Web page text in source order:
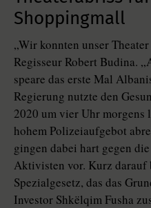
Shoppingmall
„Wir konnten unser
Regisseur Robert Budina.
speare das erste Mal
Regierung nutzte den
2020 um vier Uhr morgens
hohem Polizeiaufgebot
gingen dabei hart gegen
Aktivisten vor. Kurz darauf
Spezialgesetz, das das
Investor Shkëlqim Fusha